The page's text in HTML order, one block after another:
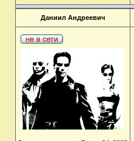
Даниил Андреевич